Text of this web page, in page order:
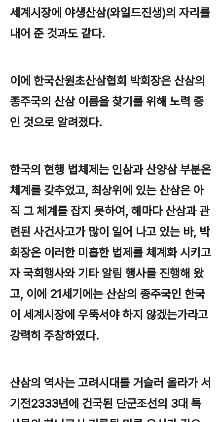
세계시장에 야생산삼(와일드진생)의 자리를
내어 준 것과도 같다.
이에 한국산원초산삼협회 박회장은 산삼의
종주국의 산삼 이름을 찾기를 위해 노력 중
인 것으로 알려졌다.
한국의 현행 법체제는 인삼과 산양삼 부분은
체계를 갖추었고, 최상위에 있는 산삼은 아
직 그 체계를 잡지 못하여, 해마다 산삼과 관
련된 사건사고가 많이 일어 나고 있는 바, 박
회장은 이러한 미흡한 법제를 체계화 시키고
자 국회행사와 기타 알림 행사를 진행해 왔
고, 이에 21세기에는 산삼의 종주국인 한국
이 세계시장에 우뚝서야 하지 않겠는가라고
강력히 주창하였다.
산삼의 역사는 고려시대를 거슬러 올라가 서
기전2333년에 건국된 단군조선의 3대 특